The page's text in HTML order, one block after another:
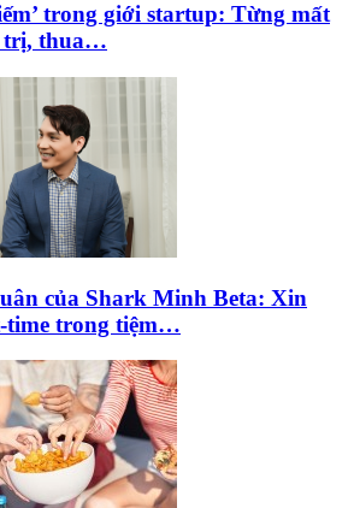
trong giới startup: Từng mất
trị, thua…
của Shark Minh Beta: Xin
time trong tiệm…